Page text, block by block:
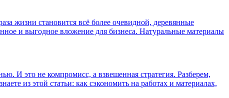
жизни становится всё более очевидной, деревянные
и выгодное вложение для бизнеса. Натуральные материалы
И это не компромисс, а взвешенная стратегия. Разберем,
из этой статьи: как сэкономить на работах и материалах,